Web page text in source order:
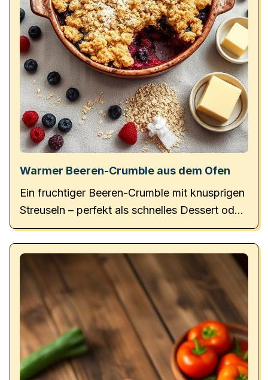
Warmer Beeren-Crumble aus dem Ofen
Ein fruchtiger Beeren-Crumble mit knusprigen
Streuseln – perfekt als schnelles Dessert oder
süßer Sommergenuss.